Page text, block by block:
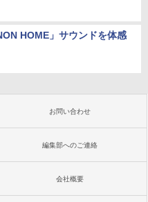
HOME」サウンドを体感
お問い合わせ
編集部へのご連絡
会社概要